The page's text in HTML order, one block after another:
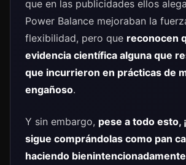
que en las publicidades ellos
Power Balance mejoraban la
flexibilidad, pero que reconocen
evidencia científica alguna que
que incurrieron en prácticas de
engañoso.
Y sin embargo, pese a todo esto,
sigue comprándolas como pan
haciendo